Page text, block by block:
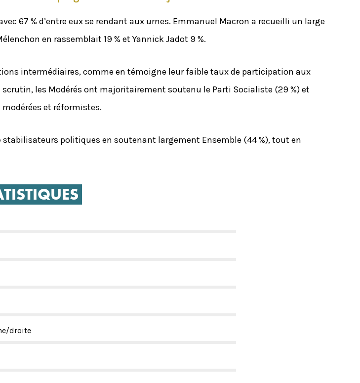
67 % d’entre eux se rendant aux urnes. Emmanuel Macron a recueilli un large
en rassemblait 19 % et Yannick Jadot 9 %.
intermédiaires, comme en témoigne leur faible taux de participation aux
scrutin, les Modérés ont majoritairement soutenu le Parti Socialiste (29 %) et
et réformistes.
politiques en soutenant largement Ensemble (44 %), tout en
droite